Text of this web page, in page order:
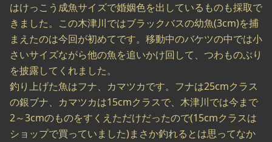
はけっこう成魚サイズで婚姻色を出しているものも採取で
きました。この木津川ではブラックバスの幼魚(3cm)を捕
まえたのは今回が初めてです。移動中のバケツの中では小
さいサイズながら他の魚を追いかけ回して、つわものぶり
を披露してくれました。
釣り上げた魚はフナ、カマツカです。フナは25cmクラス
の銀ブナ、カマツカは15cmクラスで、木津川では今まで
2～3cmのものをすくえただけだったので(15cmクラスは
ショップで買っていました)まさか釣れるとは思ってなか